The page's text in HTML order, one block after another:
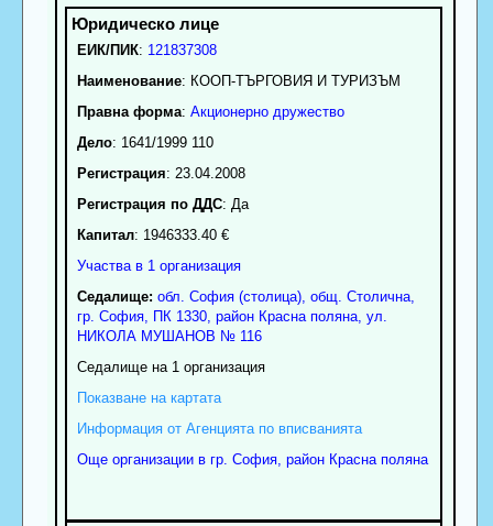
ЕИК/ПИК: 121837308
Наименование: КООП-ТЪРГОВИЯ И ТУРИЗЪМ
Правна форма: Акционерно дружество
Дело: 1641/1999 110
Регистрация: 23.04.2008
Регистрация по ДДС: Да
Капитал: 1946333.40 €
Участва в 1 организация
Седалище: обл. София (столица), общ. Столична,
гр. София, ПК 1330, район Красна поляна, ул.
НИКОЛА МУШАНОВ № 116
Седалище на 1 организация
Показване на картата
Информация от Агенцията по вписванията
Още организации в гр. София, район Красна поляна